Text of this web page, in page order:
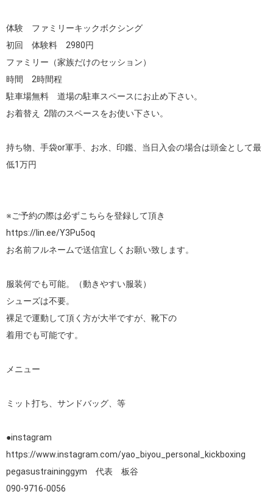
体験　ファミリーキックボクシング
初回　体験料　2980円
ファミリー（家族だけのセッション）
時間　2時間程
駐車場無料　道場の駐車スペースにお止め下さい。
お着替え  2階のスペースをお使い下さい。
持ち物、手袋or軍手、お水、印鑑、当日入会の場合は頭金として最
低1万円
https://lin.ee/Y3Pu5oq
お名前フルネームで送信宜しくお願い致します。
服装何でも可能。（動きやすい服装）
シューズは不要。
裸足で運動して頂く方が大半ですが、靴下の
着用でも可能です。
メニュー
ミット打ち、サンドバッグ、等
https://www.instagram.com/yao_biyou_personal_kickboxing
pegasustraininggym　代表　板谷
090-9716-0056